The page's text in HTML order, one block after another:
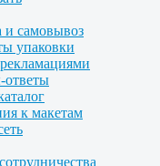
и самовывоз
упаковки
к макетам